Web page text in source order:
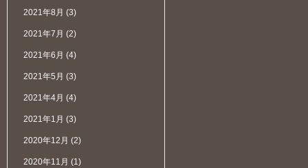
2021年8月 (3)
2021年7月 (2)
2021年6月 (4)
2021年5月 (3)
2021年4月 (4)
2021年1月 (3)
2020年12月 (2)
2020年11月 (1)